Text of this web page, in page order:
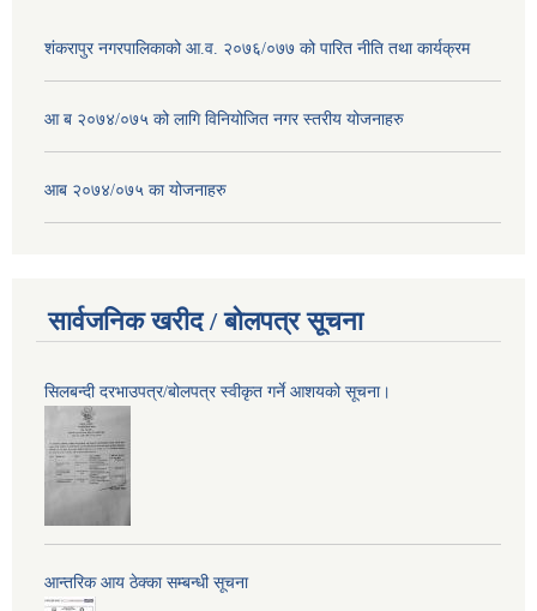
शंकरापुर नगरपालिकाको आ.व. २०७६/०७७ को पारित नीति तथा कार्यक्रम
आ ब २०७४/०७५ को लागि विनियोजित नगर स्तरीय योजनाहरु
आब २०७४/०७५ का योजनाहरु
सार्वजनिक खरीद / बोलपत्र सूचना
सिलबन्दी दरभाउपत्र/बोलपत्र स्वीकृत गर्ने आशयको सूचना।
आन्तरिक आय ठेक्का सम्बन्धी सूचना